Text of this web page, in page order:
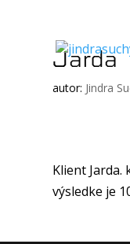
Jarda
autor: Jindra
Klient Jarda.
výsledke je